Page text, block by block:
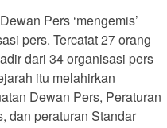
Pers ‘mengemis’
pers. Tercatat 27 orang
dari 34 organisasi pers
itu melahirkan
Dewan Pers, Peraturan
dan peraturan Standar